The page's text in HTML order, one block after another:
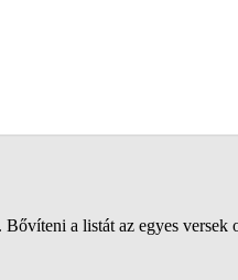
Bővíteni a listát az egyes versek